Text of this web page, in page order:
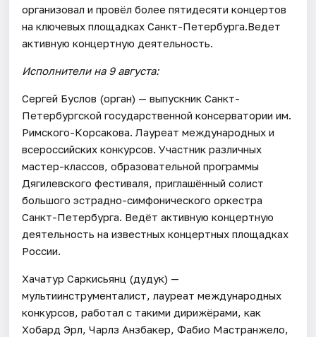
организовал и провёл более пятидесяти концертов
на ключевых площадках Санкт-Петербурга.Ведет
активную концертную деятельность.
Исполнители на 9 августа:
Сергей Буслов (орган) — выпускник Санкт-
Петербургской государственной консерватории им.
Римского-Корсакова. Лауреат международных и
всероссийских конкурсов. Участник различных
мастер-классов, образовательной программы
Дягилевского фестиваля, приглашённый солист
большого эстрадно-симфонического оркестра
Санкт-Петербурга. Ведёт активную концертную
деятельность на известных концертных площадках
России.
Хачатур Саркисьянц (дудук) —
мультиинструменталист, лауреат международных
конкурсов, работал с такими дирижёрами, как
Хобард Эрл, Чарлз Анзбакер, Фабио Мастранжело,